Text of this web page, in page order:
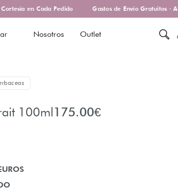
en Cada Pedido Gastos de Envío Gratuitos ·
Nosotros Outlet
100ml175.00€